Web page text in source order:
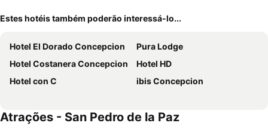
Estes hotéis também poderão interessá-lo...
Hotel El Dorado Concepcion
Pura Lodge
Hotel Costanera Concepcion
Hotel HD
Hotel con C
ibis Concepcion
Atrações - San Pedro de la Paz